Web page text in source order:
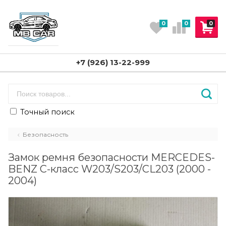
0
0 0
+7 (926) 13-22-999
Точный поиск
Безопасность
Замок ремня безопасности MERCEDES-
BENZ C-класс W203/S203/CL203 (2000 -
2004)